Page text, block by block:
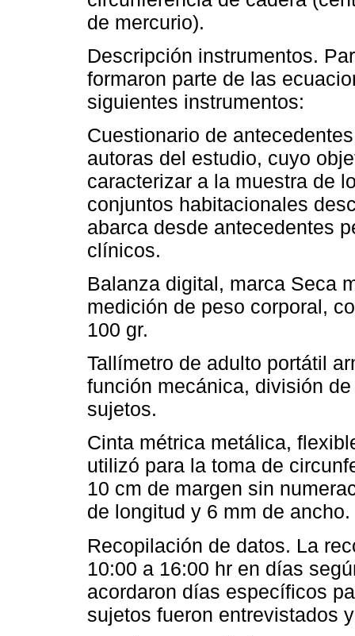
de mercurio).
Descripción instrumentos.
formaron parte de las
siguientes instrumentos:
Cuestionario de
autoras del estudio, cuyo
caracterizar a la muestra de
conjuntos habitacionales
abarca desde antecedentes
clínicos.
Balanza digital, marca Seca
medición de peso corporal,
100 gr.
Tallímetro de adulto portátil
función mecánica, división
sujetos.
Cinta métrica metálica,
utilizó para la toma de
10 cm de margen sin
de longitud y 6 mm de ancho.
Recopilación de datos. La
10:00 a 16:00 hr en días
acordaron días específicos
sujetos fueron entrevistados